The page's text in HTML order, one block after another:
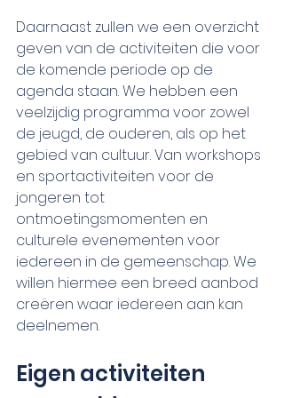
Daarnaast zullen we een overzicht
geven van de activiteiten die voor
de komende periode op de
agenda staan. We hebben een
veelzijdig programma voor zowel
de jeugd, de ouderen, als op het
gebied van cultuur. Van workshops
en sportactiviteiten voor de
jongeren tot
ontmoetingsmomenten en
culturele evenementen voor
iedereen in de gemeenschap. We
willen hiermee een breed aanbod
creëren waar iedereen aan kan
deelnemen.
Eigen activiteiten